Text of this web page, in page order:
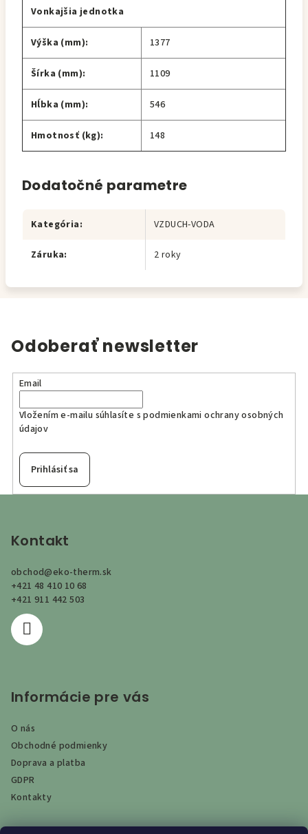
Vonkajšia jednotka
Výška (mm): 1377
Šírka (mm): 1109
Hĺbka (mm): 546
Hmotnosť (kg): 148
Dodatočné parametre
Kategória: VZDUCH-VODA
Záruka: 2 roky
Odoberať newsletter
Email
Vložením e-mailu súhlasíte spodmienkami ochrany osobných
údajov
Prihlásiť sa
Kontakt
obchod@eko-therm.sk
+421 48 410 10 68
+421 911 442 503
Informácie pre vás
O nás
Obchodné podmienky
Doprava a platba
GDPR
Kontakty